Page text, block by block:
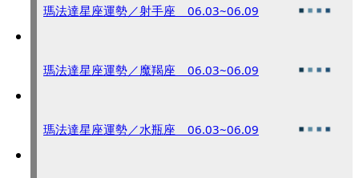
瑪法達星座運勢／射手座 06.03~06.09
瑪法達星座運勢／魔羯座 06.03~06.09
瑪法達星座運勢／水瓶座 06.03~06.09